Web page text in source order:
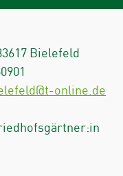
Bielefeld
online.de